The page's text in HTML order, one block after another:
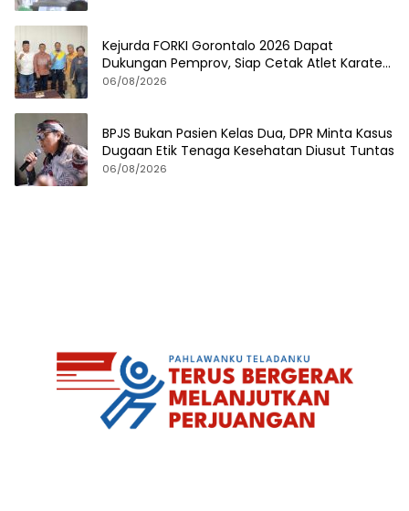
Kejurda FORKI Gorontalo 2026 Dapat
Dukungan Pemprov, Siap Cetak Atlet Karate
Berprestasi
06/08/2026
BPJS Bukan Pasien Kelas Dua, DPR Minta Kasus
Dugaan Etik Tenaga Kesehatan Diusut Tuntas
06/08/2026